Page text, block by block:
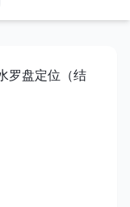
罗盘定位（结